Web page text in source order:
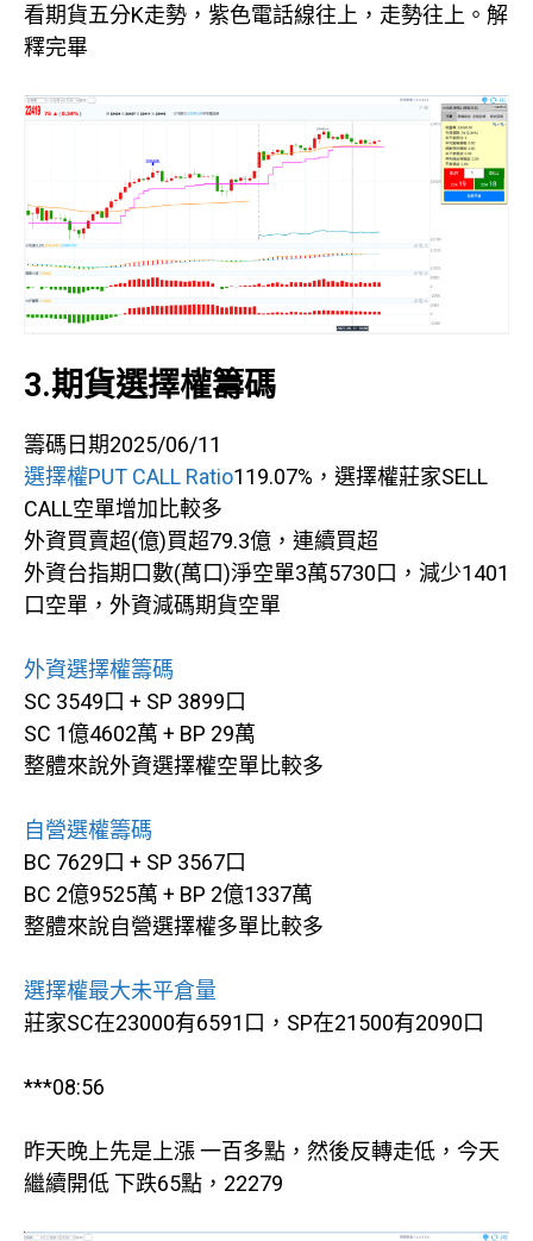
看期貨五分K走勢，紫色電話線往上，走勢往上。解
釋完畢
3.期貨選擇權籌碼
籌碼日期2025/06/11
選擇權PUT CALL Ratio119.07%，選擇權莊家SELL
CALL空單增加比較多
外資買賣超(億)買超79.3億，連續買超
外資台指期口數(萬口)淨空單3萬5730口，減少1401
口空單，外資減碼期貨空單
外資選擇權籌碼
SC 3549口 + SP 3899口
SC 1億4602萬 + BP 29萬
整體來說外資選擇權空單比較多
自營選權籌碼
BC 7629口 + SP 3567口
BC 2億9525萬 + BP 2億1337萬
整體來說自營選擇權多單比較多
選擇權最大未平倉量
莊家SC在23000有6591口，SP在21500有2090口
***08:56
昨天晚上先是上漲 一百多點，然後反轉走低，今天
繼續開低 下跌65點，22279